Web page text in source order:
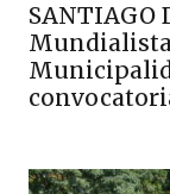
SANTIAGO